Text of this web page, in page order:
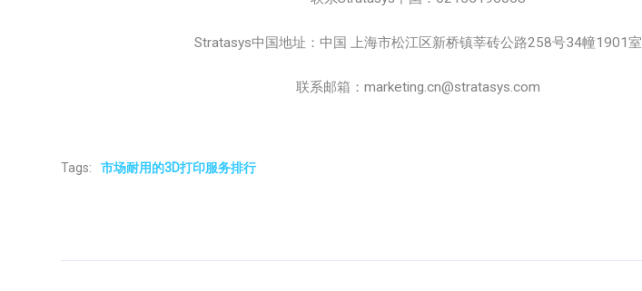
Stratasys中国地址：中国 上海市松江区新桥镇莘砖公路258号34幢1901室
联系邮箱：marketing.cn@stratasys.com
Tags: 市场耐用的3D打印服务排行